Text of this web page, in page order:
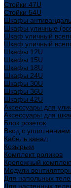
Стойки 47U
Стойки 54U
Шкафы
Шкафы уличные
Шкаф уличный
Шкаф уличный
Шкафы 12U
Шкафы 15U
Шкафы 18U
Шкафы 24U
Шкафы 30U
Шкафы 36U
Шкафы 42U
Аксессуары для
Аксессуары для
Блок розеток
Ввод с уплотнением
Кабель канал
Козырьки
Комплект роликов
Крепежный
Модули
Для напольных
Для настенных